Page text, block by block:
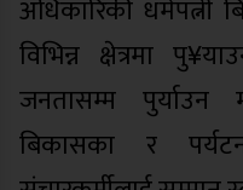
अधिकारिकी धर्मपत्नी
विभिन्न क्षेत्रमा
जनतासम्म पुर्याउन
बिकासका र